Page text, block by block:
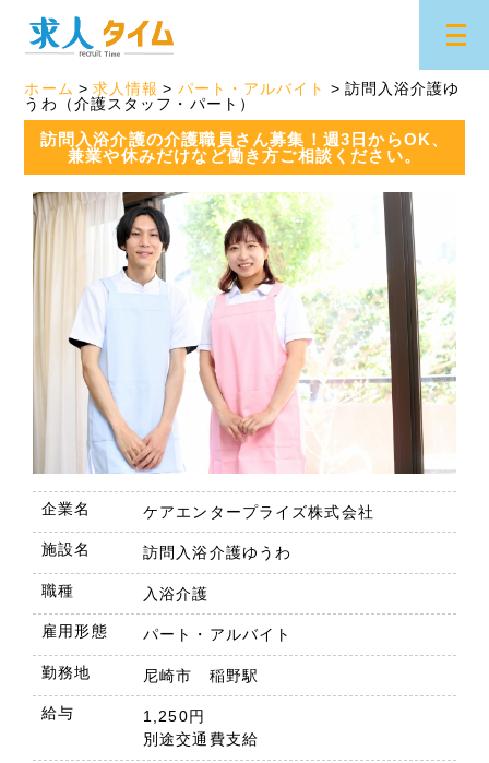
ホーム 求人情報 パート・アルバイト
訪問入浴介護ゆ
うわ（介護スタッフ・パート）
訪問入浴介護の介護職員さん募集！週3日からOK、
兼業や休みだけなど働き方ご相談ください。
企業名 ケアエンタープライズ株式会社
施設名 訪問入浴介護ゆうわ
職種 入浴介護
雇用形態 パート・アルバイト
勤務地 尼崎市 稲野駅
給与
1,250円
別途交通費支給